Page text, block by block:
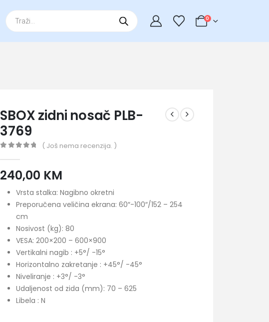
Products
search 0
SBOX zidni nosač PLB-
3769
( Još nema recenzija. )
240,00 KM
Vrsta stalka:Nagibno okretni
Preporučena veličina ekrana:60″-100″/152 – 254
cm
Nosivost (kg): 80
VESA:200×200 – 600×900
Vertikalni nagib : +5°/ -15°
Horizontalno zakretanje : +45°/ -45°
Niveliranje : +3°/ -3°
Udaljenost od zida (mm): 70 – 625
Libela :N